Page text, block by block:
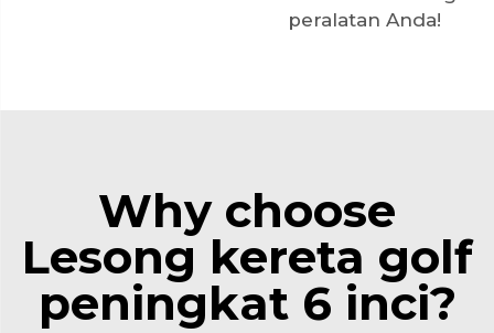
peralatan Anda!
Why choose
Lesong kereta golf
peningkat 6 inci?